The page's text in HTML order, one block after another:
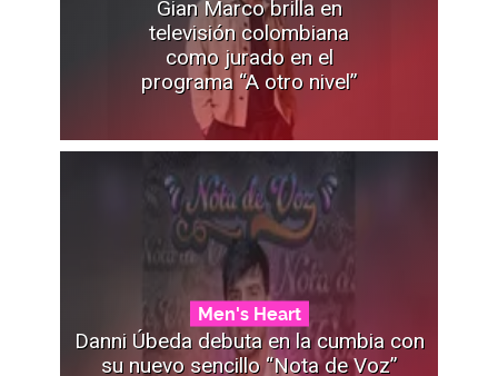
Gian Marco brilla en
televisión colombiana
como jurado en el
programa “A otro nivel”
Men's Heart
Danni Úbeda debuta en la cumbia con
su nuevo sencillo “Nota de Voz”